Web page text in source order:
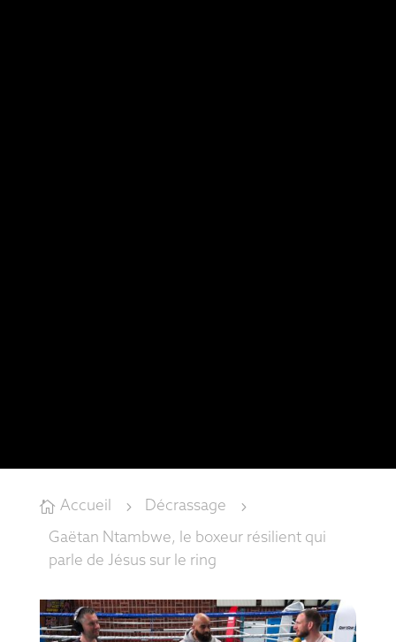
 Accueil 5 Décrassage 5
Gaëtan Ntambwe, le boxeur résilient qui
parle de Jésus sur le ring